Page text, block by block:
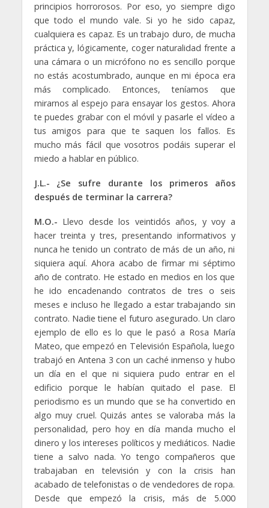
principios horrorosos. Por eso, yo siempre digo
que todo el mundo vale. Si yo he sido capaz,
cualquiera es capaz. Es un trabajo duro, de mucha
práctica y, lógicamente, coger naturalidad frente a
una cámara o un micrófono no es sencillo porque
no estás acostumbrado, aunque en mi época era
más complicado. Entonces, teníamos que
mirarnos al espejo para ensayar los gestos. Ahora
te puedes grabar con el móvil y pasarle el vídeo a
tus amigos para que te saquen los fallos. Es
mucho más fácil que vosotros podáis superar el
miedo a hablar en público.
J.L.- ¿Se sufre durante los primeros años
después de terminar la carrera?
M.O.- Llevo desde los veintidós años, y voy a
hacer treinta y tres, presentando informativos y
nunca he tenido un contrato de más de un año, ni
siquiera aquí. Ahora acabo de firmar mi séptimo
año de contrato. He estado en medios en los que
he ido encadenando contratos de tres o seis
meses e incluso he llegado a estar trabajando sin
contrato. Nadie tiene el futuro asegurado. Un claro
ejemplo de ello es lo que le pasó a Rosa María
Mateo, que empezó en Televisión Española, luego
trabajó en Antena 3 con un caché inmenso y hubo
un día en el que ni siquiera pudo entrar en el
edificio porque le habían quitado el pase. El
periodismo es un mundo que se ha convertido en
algo muy cruel. Quizás antes se valoraba más la
personalidad, pero hoy en día manda mucho el
dinero y los intereses políticos y mediáticos. Nadie
tiene a salvo nada. Yo tengo compañeros que
trabajaban en televisión y con la crisis han
acabado de telefonistas o de vendedores de ropa.
Desde que empezó la crisis, más de 5.000